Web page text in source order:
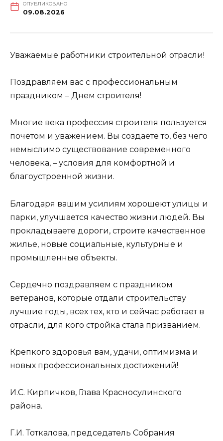
ОПУБЛИКОВАНО
09.08.2026
Уважаемые работники строительной отрасли!
Поздравляем вас с профессиональным
праздником – Днем строителя!
Многие века профессия строителя пользуется
почетом и уважением. Вы создаете то, без чего
немыслимо существование современного
человека, – условия для комфортной и
благоустроенной жизни.
Благодаря вашим усилиям хорошеют улицы и
парки, улучшается качество жизни людей. Вы
прокладываете дороги, строите качественное
жилье, новые социальные, культурные и
промышленные объекты.
Сердечно поздравляем с праздником
ветеранов, которые отдали строительству
лучшие годы, всех тех, кто и сейчас работает в
отрасли, для кого стройка стала призванием.
Крепкого здоровья вам, удачи, оптимизма и
новых профессиональных достижений!
И.С. Кирпичков, Глава Красносулинского
района.
Г.И. Тоткалова, председатель Собрания